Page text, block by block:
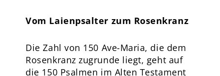
Vom Laienpsalter zum Rosenkranz
Die Zahl von 150 Ave-Maria, die dem
Rosenkranz zugrunde liegt, geht auf
die 150 Psalmen im Alten Testament